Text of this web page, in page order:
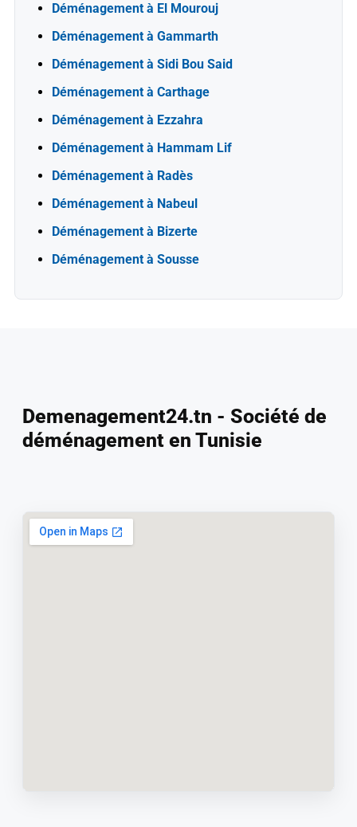
Déménagement à El Mourouj
Déménagement à Gammarth
Déménagement à Sidi Bou Said
Déménagement à Carthage
Déménagement à Ezzahra
Déménagement à Hammam Lif
Déménagement à Radès
Déménagement à Nabeul
Déménagement à Bizerte
Déménagement à Sousse
Demenagement24.tn - Société de
déménagement en Tunisie